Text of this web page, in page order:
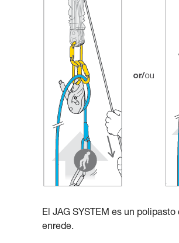
El JAG SYSTEM es un
enrede.